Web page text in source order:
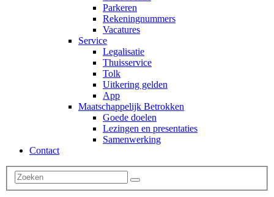
Parkeren
Rekeningnummers
Vacatures
Service
Legalisatie
Thuisservice
Tolk
Uitkering gelden
App
Maatschappelijk Betrokken
Goede doelen
Lezingen en presentaties
Samenwerking
Contact